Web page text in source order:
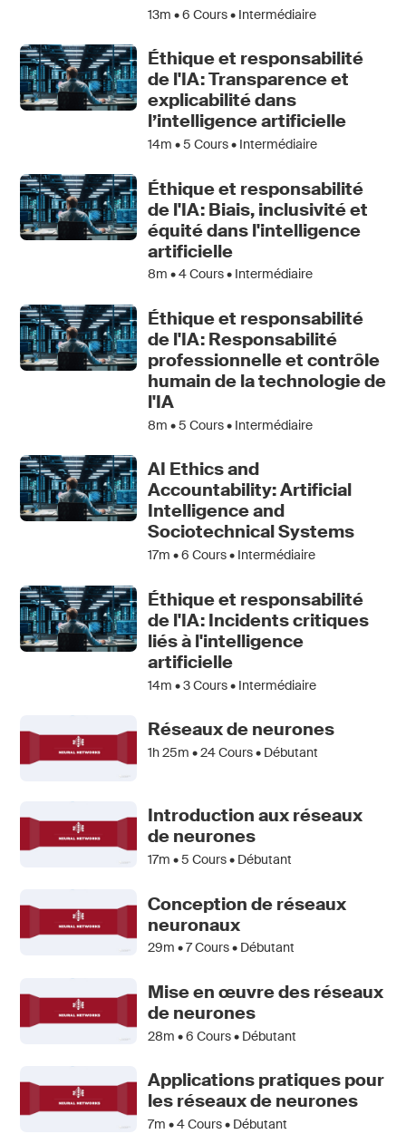
13m •6 Cours • Intermédiaire
Éthique et responsabilité
de l'IA: Transparence et
explicabilité dans
l’intelligence artificielle
14m •5 Cours • Intermédiaire
Éthique et responsabilité
de l'IA: Biais, inclusivité et
équité dans l'intelligence
artificielle
8m •4Cours • Intermédiaire
Éthique et responsabilité
de l'IA: Responsabilité
professionnelle et contrôle
humain de la technologie de
l'IA
8m •5 Cours • Intermédiaire
AI Ethics and
Accountability: Artificial
Intelligence and
Sociotechnical Systems
17m •6 Cours • Intermédiaire
Éthique et responsabilité
de l'IA: Incidents critiques
liés à l'intelligence
artificielle
14m •3Cours • Intermédiaire
Réseaux de neurones
1h 25m •24Cours • Débutant
Introduction aux réseaux
de neurones
17m •5 Cours • Débutant
Conception de réseaux
neuronaux
29m •7Cours • Débutant
Mise en œuvre des réseaux
de neurones
28m •6 Cours • Débutant
Applications pratiques pour
les réseaux de neurones
7m •4Cours • Débutant